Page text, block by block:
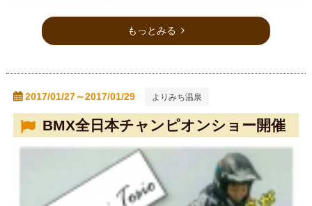
もっとみる
2017/01/27～2017/01/29 よりみち温泉
BMX全日本チャンピオンショー開催